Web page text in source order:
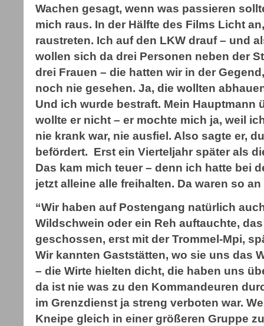
Wachen gesagt, wenn was passieren
mich raus. In der Hälfte des Films Licht
raustreten. Ich auf den LKW drauf – und
wollen sich da drei Personen neben der
drei Frauen – die hatten wir in der
noch nie gesehen. Ja, die wollten
Und ich wurde bestraft. Mein Hauptmann
wollte er nicht – er mochte mich ja, weil
nie krank war, nie ausfiel. Also sagte er,
befördert. Erst ein Vierteljahr später als
Das kam mich teuer – denn ich hatte bei
jetzt alleine alle freihalten. Da waren so
“Wir haben auf Postengang natürlich
Wildschwein oder ein Reh auftauchte,
geschossen, erst mit der Trommel-Mpi,
Wir kannten Gaststätten, wo sie uns das
– die Wirte hielten dicht, die haben uns
da ist nie was zu den Kommandeuren
im Grenzdienst ja streng verboten war.
Kneipe gleich in einer größeren Gruppe